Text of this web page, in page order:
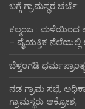
ಬಗ್ಗೆ ಗ್ರಾಮಸ್ಥರ ಚರ್ಚೆ:
ಕಲ್ಮಂಜ : ಮಳೆಯಿಂದ
– ವೈಯಕ್ತಿಕ ನೆಲೆಯಲ್ಲಿ
ಬೆಳ್ತಂಗಡಿ
ನಡ ಗ್ರಾಮ ಸಭೆ,
ಗ್ರಾಮಸ್ಥರು ಆಕ್ರೋಶ,